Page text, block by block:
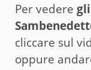
Per vedere
cliccare sul
oppure